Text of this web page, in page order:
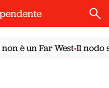
Far West•Il nodo